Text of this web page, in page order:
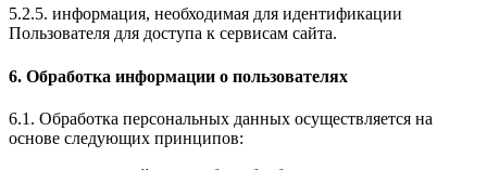
5.2.5. информация, необходимая для идентификации
Пользователя для доступа к сервисам сайта.
6. Обработка информации о пользователях
6.1. Обработка персональных данных осуществляется на
основе следующих принципов: